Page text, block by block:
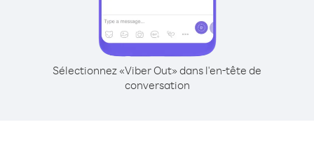
Sélectionnez «Viber Out» dans l'en-tête de
conversation